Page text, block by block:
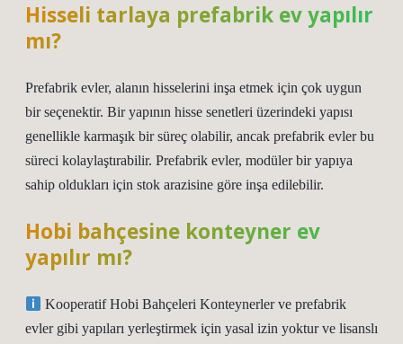
Hisseli tarlaya prefabrik ev yapılır
mı?
Prefabrik evler, alanın hisselerini inşa etmek için çok uygun
bir seçenektir. Bir yapının hisse senetleri üzerindeki yapısı
genellikle karmaşık bir süreç olabilir, ancak prefabrik evler bu
süreci kolaylaştırabilir. Prefabrik evler, modüler bir yapıya
sahip oldukları için stok arazisine göre inşa edilebilir.
Hobi bahçesine konteyner ev
yapılır mı?
Kooperatif Hobi Bahçeleri Konteynerler ve prefabrik
evler gibi yapıları yerleştirmek için yasal izin yoktur ve lisanslı